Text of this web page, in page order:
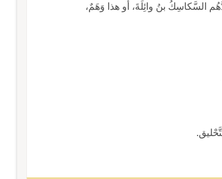
ـ سكاسِكُ: حَيٌّ باليَمنِ، جَدُّهُم القَيْلُ سَكْسَكُ بنُ أشْرَسَ، أو جَدُّهُم السَّكاسِكُ بنُ وائِلَةَ، أو هذا وَهَمٌ،